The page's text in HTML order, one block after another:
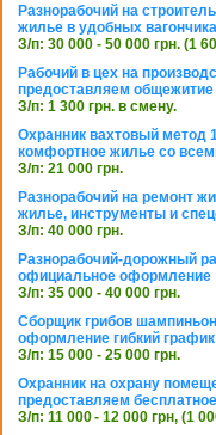
Разнорабочий на
жилье в удобных
З/п: 30 000 - 50 000 грн. (1
Рабочий в цех на
предоставляем
З/п: 1 300 грн. в смену.
Охранник вахтовый метод
комфортное жилье со
З/п: 21 000 грн.
Разнорабочий на ремонт
жилье, инструменты и
З/п: 40 000 грн.
Разнорабочий-дорожный
официальное оформление
З/п: 35 000 - 40 000 грн.
Сборщик грибов
оформление гибкий график
З/п: 15 000 - 25 000 грн.
Охранник на охрану
предоставляем
З/п: 11 000 - 12 000 грн, (1